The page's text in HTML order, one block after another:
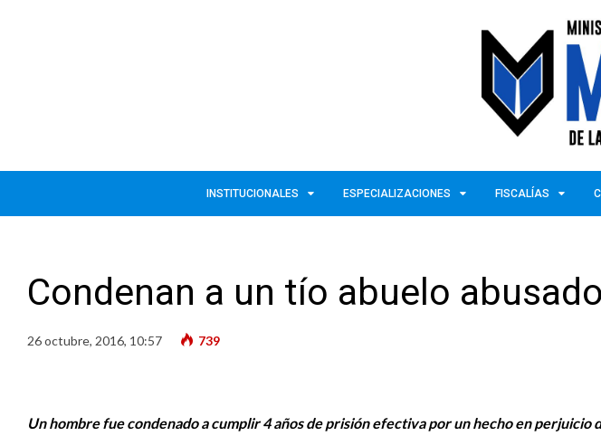
INSTITUCIONALES ESPECIALIZACIONES FISCALÍAS
Condenan a un tío abuelo
26 octubre, 2016, 10:57 739
Un hombre fue condenado a cumplir 4 años de prisión efectiva por un hecho en perjuicio